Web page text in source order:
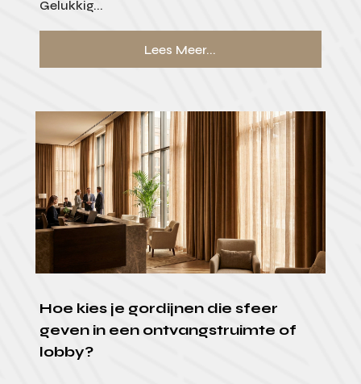
Gelukkig...
Lees Meer...
Hoe kies je gordijnen die sfeer
geven in een ontvangstruimte of
lobby?